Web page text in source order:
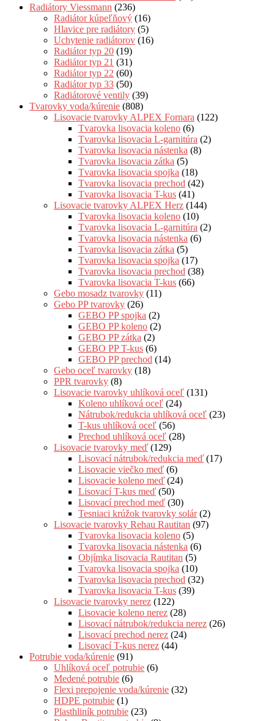
Radiátory Viessmann (236)
Radiátor kúpeľňový (16)
Hlavice pre radiátory (5)
Uchytenie radiátorov (16)
Radiátor typ 20 (19)
Radiátor typ 21 (31)
Radiátor typ 22 (60)
Radiátor typ 33 (50)
Radiátorové ventily (39)
Tvarovky voda/kúrenie (808)
Lisovacie tvarovky ALPEX Fornara (122)
Tvarovka lisovacia koleno (6)
Tvarovka lisovacia L-garnitúra (2)
Tvarovka lisovacia nástenka (8)
Tvarovka lisovacia zátka (5)
Tvarovka lisovacia spojka (18)
Tvarovka lisovacia prechod (42)
Tvarovka lisovacia T-kus (41)
Lisovacie tvarovky ALPEX Herz (144)
Tvarovka lisovacia koleno (10)
Tvarovka lisovacia L-garnitúra (2)
Tvarovka lisovacia nástenka (6)
Tvarovka lisovacia zátka (5)
Tvarovka lisovacia spojka (17)
Tvarovka lisovacia prechod (38)
Tvarovka lisovacia T-kus (66)
Gebo mosadz tvarovky (11)
Gebo PP tvarovky (26)
GEBO PP spojka (2)
GEBO PP koleno (2)
GEBO PP zátka (2)
GEBO PP T-kus (6)
GEBO PP prechod (14)
Gebo oceľ tvarovky (18)
PPR tvarovky (8)
Lisovacie tvarovky uhlíková oceľ (131)
Koleno uhlíková oceľ (24)
Nátrubok/redukcia uhlíková oceľ (23)
T-kus uhlíková oceľ (56)
Prechod uhlíková oceľ (28)
Lisovacie tvarovky meď (129)
Lisovací nátrubok/redukcia meď (17)
Lisovacie viečko meď (6)
Lisovacie koleno meď (24)
Lisovací T-kus meď (50)
Lisovací prechod meď (30)
Tesniaci krúžok tvarovky solár (2)
Lisovacie tvarovky Rehau Rautitan (97)
Tvarovka lisovacia koleno (5)
Tvarovka lisovacia nástenka (6)
Objímka lisovacia Rautitan (5)
Tvarovka lisovacia spojka (10)
Tvarovka lisovacia prechod (32)
Tvarovka lisovacia T-kus (39)
Lisovacie tvarovky nerez (122)
Lisovacie koleno nerez (28)
Lisovací nátrubok/redukcia nerez (26)
Lisovací prechod nerez (24)
Lisovací T-kus nerez (44)
Potrubie voda/kúrenie (91)
Uhlíková oceľ potrubie (6)
Medené potrubie (6)
Flexi prepojenie voda/kúrenie (32)
HDPE potrubie (1)
Plasthliník potrubie (23)